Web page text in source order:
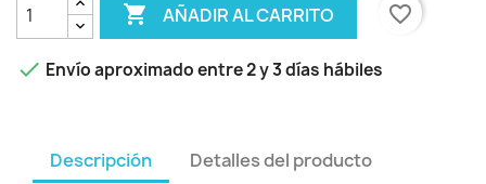
 AÑADIR AL CARRITO favorite_border
 Envío aproximado entre 2 y 3 días hábiles
Descripción
Detalles del producto